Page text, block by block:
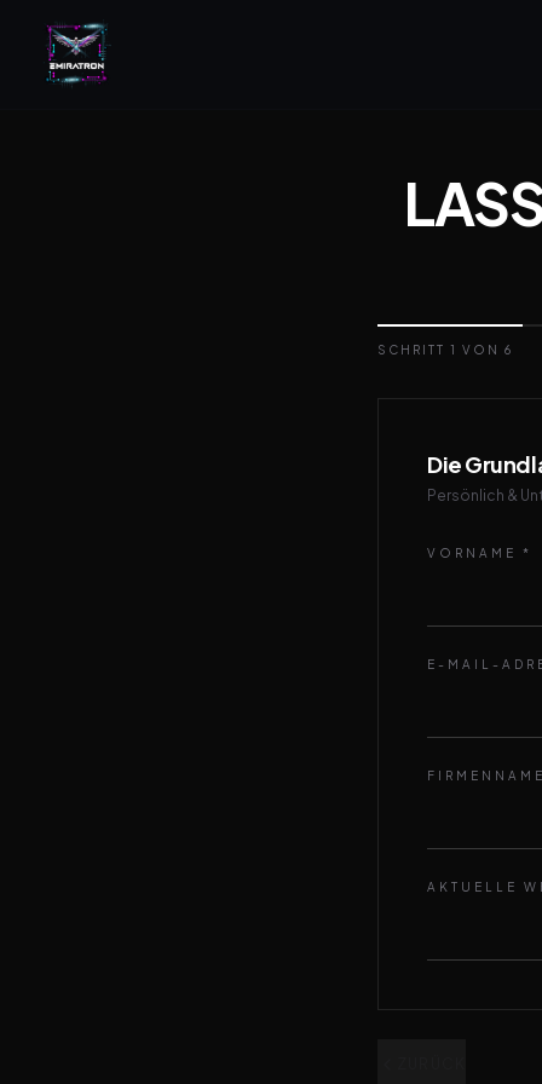
SCHRITT 1 VON 6
Die
Persönlich &
VORNAME *
E-MAIL-
AKTUELLE